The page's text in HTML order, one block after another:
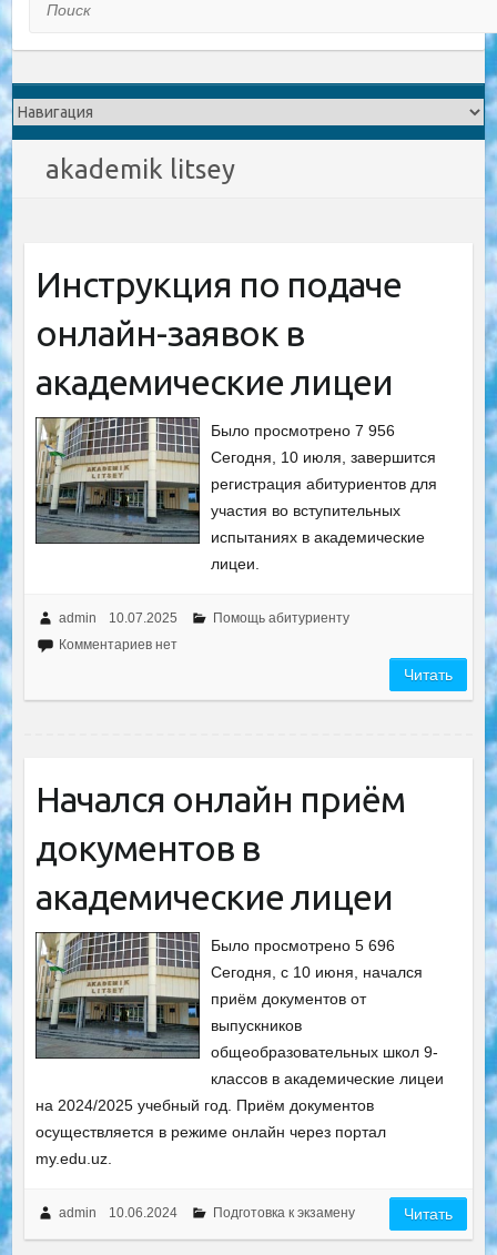
akademik litsey
Инструкция по подаче
онлайн-заявок в
академические лицеи
Было просмотрено 7 956
Сегодня, 10 июля, завершится
регистрация абитуриентов для
участия во вступительных
испытаниях в академические
лицеи.
admin 10.07.2025
Помощь абитуриенту
Комментариев нет
Читать
Начался онлайн приём
документов в
академические лицеи
Было просмотрено 5 696
Сегодня, с 10 июня, начался
приём документов от
выпускников
общеобразовательных школ 9-
классов в академические лицеи
на 2024/2025 учебный год. Приём документов
осуществляется в режиме онлайн через портал
my.edu.uz.
admin 10.06.2024 Подготовка к экзамену Читать